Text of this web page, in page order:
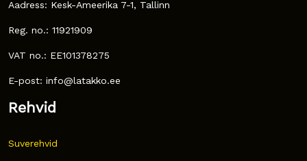
Aadress: Kesk-Ameerika 7-1, Tallinn
Reg. no.: 11921909
VAT no.: EE101378275
E-post: info@latakko.ee
Rehvid
Suverehvid